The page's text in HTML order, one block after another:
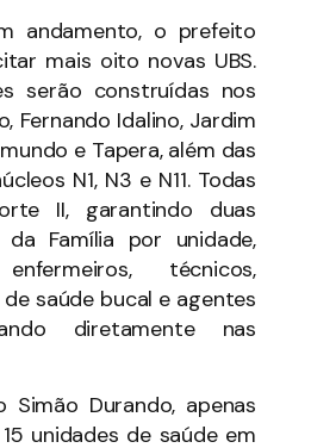
andamento, o prefeito
mais oito novas UBS.
serão construídas nos
Fernando Idalino, Jardim
e Tapera, além das
N1, N3 e N11. Todas
II, garantindo duas
Família por unidade,
técnicos,
saúde bucal e agentes
diretamente nas
Durando, apenas
unidades de saúde em